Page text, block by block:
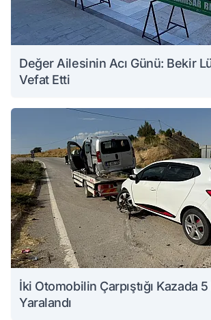
Değer Ailesinin Acı Günü: Bekir
Vefat Etti
İki Otomobilin Çarpıştığı Kazada
Yaralandı